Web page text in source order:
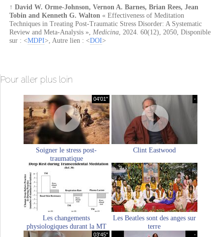
↑ David W. Orme-Johnson, Vernon A. Barnes, Brian Rees, Jean
Tobin and Kenneth G. Walton « Effectiveness of Meditation
Techniques in Treating Post-Traumatic Stress Disorder: A Systematic
Review and Meta-Analysis »
Medicina 2024 60(12) 2050 , Disponible
sur : <MDPI>, Autre lien : <DOI>
Pour aller plus loin
Soigner le stress post-
traumatique
04'01"
Clint Eastwood
-
Les changements
physiologiques durant la MT
Les Beatles sont des anges sur
terre
03'45'' -